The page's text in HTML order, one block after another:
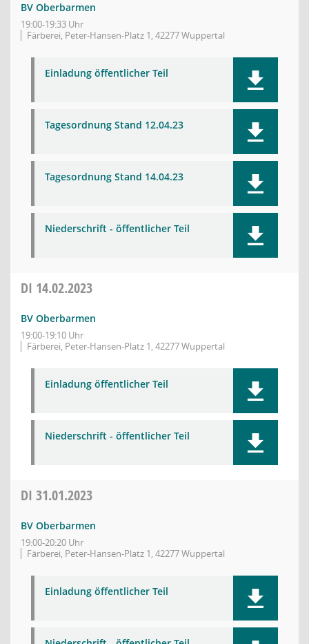
BV Oberbarmen
19:00-19:33 Uhr
Färberei, Peter-Hansen-Platz 1, 42277 Wuppertal
Einladung öffentlicher Teil
Tagesordnung Stand 12.04.23
Tagesordnung Stand 14.04.23
Niederschrift - öffentlicher Teil
DI 14.02.2023
BV Oberbarmen
19:00-19:10 Uhr
Färberei, Peter-Hansen-Platz 1, 42277 Wuppertal
Einladung öffentlicher Teil
Niederschrift - öffentlicher Teil
DI 31.01.2023
BV Oberbarmen
19:00-20:20 Uhr
Färberei, Peter-Hansen-Platz 1, 42277 Wuppertal
Einladung öffentlicher Teil